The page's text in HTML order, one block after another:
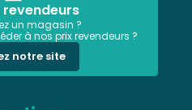
revendeurs
un magasin ?
à nos prix revendeurs ?
notre site